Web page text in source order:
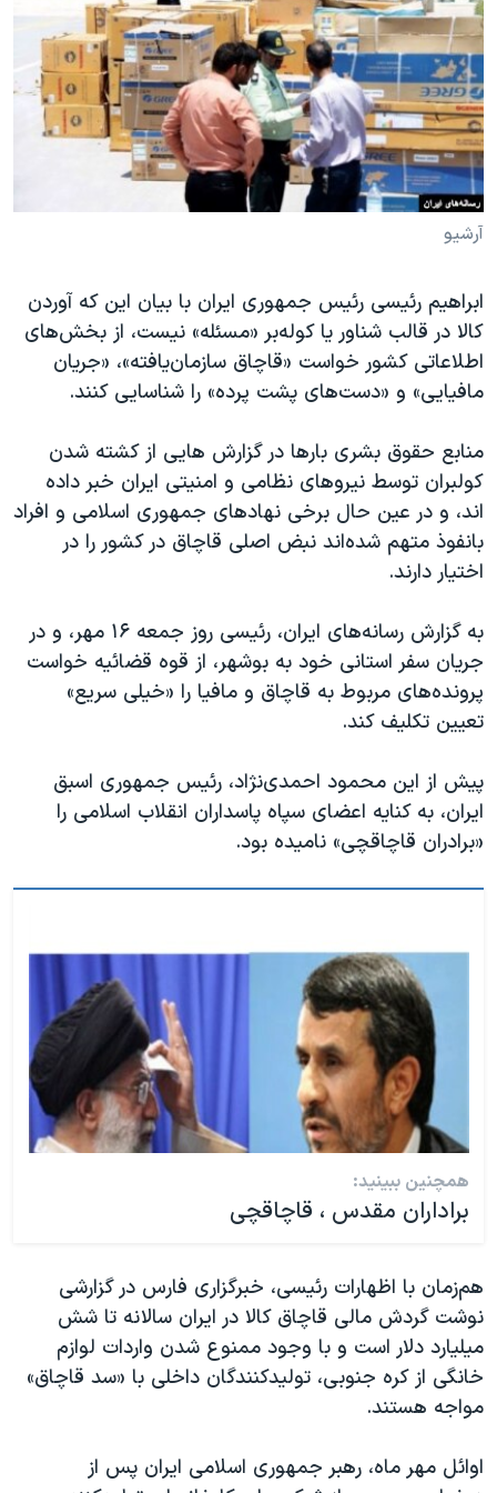
فرهنگ و زندگی
حقوق شهروندی
اقتصادی
علم و فناوری
اسرائیل در جنگ
مستندها
انتخابات ریاست جمهوری آمریکا ۲۰۲۴
حمله جمهوری اسلامی به اسرائیل
رمز مهسا
ورزش زنان در ایران
تریبونال مردمی آبان ۹۸
دادگاه حمید نوری
چهل سال گروگان‌گیری
اعتراضات مردمی آبان ۹۸
اسرائیل در جنگ
نرگس محمدی برنده جایزه نوبل صلح
همایش محافظه‌کاران آمریکا «سی‌پک»
صفحه‌های ویژه
سفر پرزیدنت ترامپ به چین
دنبال کنید
زبانهای مختلف
آرشیو
ابراهیم رئیسی رئیس جمهوری ایران با بیان این که آوردن
کالا در قالب شناور یا کوله‌بر «مسئله» نیست، از بخش‌های
اطلاعاتی کشور خواست «قاچاق سازمان‌یافته»، «جریان
مافیایی» و «دست‌های پشت پرده» را شناسایی کنند.
منابع حقوق بشری بارها در گزارش هایی از کشته شدن
کولبران توسط نیروهای نظامی و امنیتی ایران خبر داده
اند، و در عین حال برخی نهادهای جمهوری اسلامی و افراد
بانفوذ متهم شده‌اند نبض اصلی قاچاق در کشور را در
اختیار دارند.
به گزارش رسانه‌های ایران، رئیسی روز جمعه ۱۶ مهر، و در
جریان سفر استانی خود به بوشهر، از قوه قضائیه خواست
پرونده‌های مربوط به قاچاق و مافیا را «خیلی سریع»
تعیین تکلیف کند.
پیش از این محمود احمدی‌نژاد، رئیس‌ جمهوری اسبق
ایران، به کنایه اعضای سپاه پاسداران انقلاب اسلامی را
«برادران قاچاقچی» نامیده بود.
همچنین ببینید:
براداران مقدس ، قاچاقچی
هم‌زمان با اظهارات رئیسی، خبرگزاری فارس در گزارشی
نوشت گردش مالی قاچاق کالا در ایران سالانه تا شش
میلیارد دلار است و با وجود ممنوع شدن واردات لوازم
خانگی از کره جنوبی، تولیدکنندگان داخلی با «سد قاچاق»
مواجه هستند.
اوائل مهر ماه، رهبر جمهوری اسلامی ایران پس از